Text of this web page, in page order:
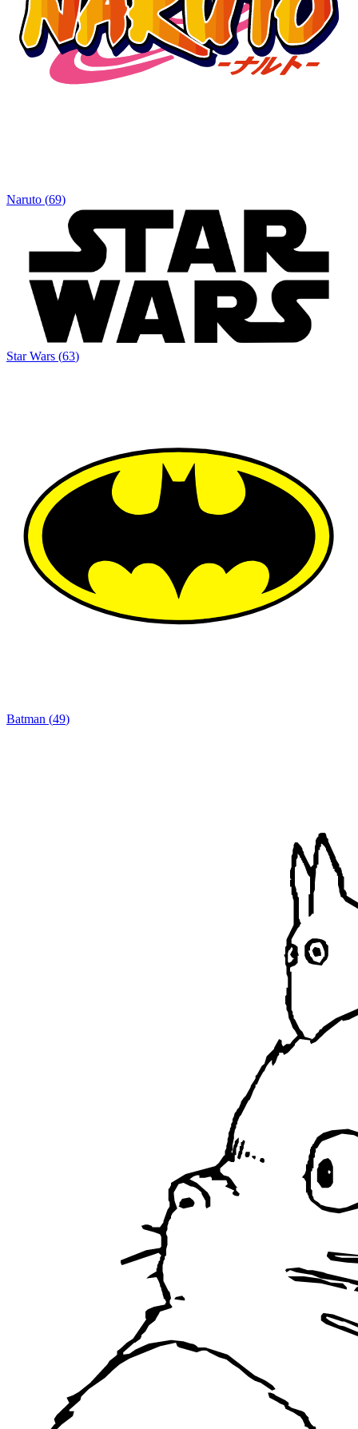
Naruto (69)
Star Wars (63)
Batman (49)